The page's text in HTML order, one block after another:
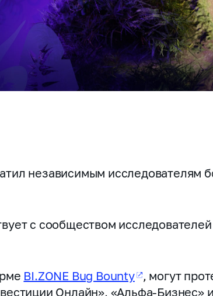
независимым исследователям
с сообществом
BI.ZONE Bug Bounty
, могут
Онлайн», «Альфа‑Бизнес»